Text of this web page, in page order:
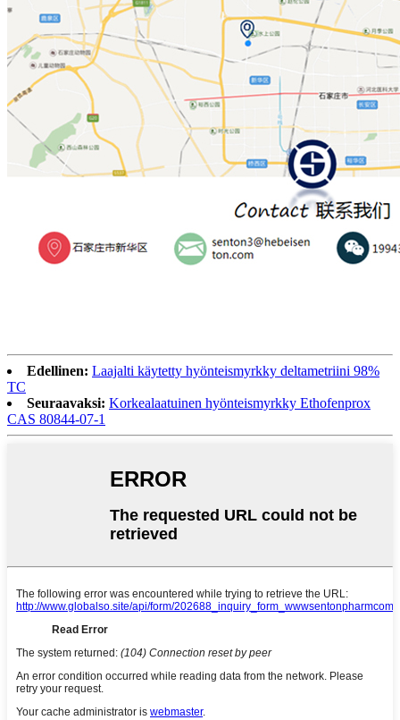
Edellinen: Laajalti käytetty hyönteismyrkky deltametriini 98%
TC
Seuraavaksi: Korkealaatuinen hyönteismyrkky Ethofenprox
CAS 80844-07-1